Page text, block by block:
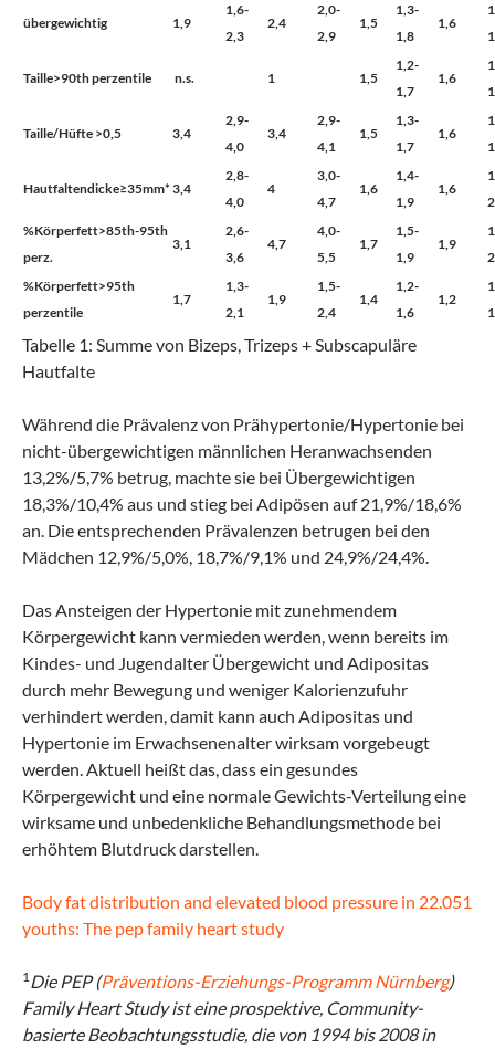
übergewichtig 1,9
1,6-
2,3
2,4
2,0-
2,9
1,5
1,3-
1,8
1,6
Taille>90th perzentile n.s. 1 1,5
1,2-
1,7
1,6
Taille/Hüfte >0,5 3,4
2,9-
4,0
3,4
2,9-
4,1
1,5
1,3-
1,7
1,6
Hautfaltendicke≥35mm* 3,4
2,8-
4,0
4
3,0-
4,7
1,6
1,4-
1,9
1,6
%Körperfett>85th-95th
perz.
3,1
2,6-
3,6
4,7
4,0-
5,5
1,7
1,5-
1,9
1,9
%Körperfett>95th
perzentile
1,7
1,3-
2,1
1,9
1,5-
2,4
1,4
1,2-
1,6
1,2
Tabelle 1: Summe von Bizeps, Trizeps + Subscapuläre
Hautfalte
Während die Prävalenz von Prähypertonie/Hypertonie bei
nicht-übergewichtigen männlichen Heranwachsenden
13,2%/5,7% betrug, machte sie bei Übergewichtigen
18,3%/10,4% aus und stieg bei Adipösen auf 21,9%/18,6%
an. Die entsprechenden Prävalenzen betrugen bei den
Mädchen 12,9%/5,0%, 18,7%/9,1% und 24,9%/24,4%.
Das Ansteigen der Hypertonie mit zunehmendem
Körpergewicht kann vermieden werden, wenn bereits im
Kindes- und Jugendalter Übergewicht und Adipositas
durch mehr Bewegung und weniger Kalorienzufuhr
verhindert werden, damit kann auch Adipositas und
Hypertonie im Erwachsenenalter wirksam vorgebeugt
werden. Aktuell heißt das, dass ein gesundes
Körpergewicht und eine normale Gewichts-Verteilung eine
wirksame und unbedenkliche Behandlungsmethode bei
erhöhtem Blutdruck darstellen.
Body fat distribution and elevated blood pressure in 22.051
youths: The pep family heart study
1Die PEP (Präventions-Erziehungs-Programm Nürnberg)
Family Heart Study ist eine prospektive, Community-
basierte Beobachtungsstudie, die von 1994 bis 2008 in